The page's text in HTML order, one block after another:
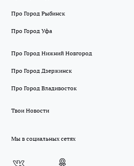
Про Город Рыбинск
Про Город Уфа
Про Город Нижний Новгород
Про Город Дзержинск
Про Город Владивосток
Твои Новости
Мы в социальных сетях